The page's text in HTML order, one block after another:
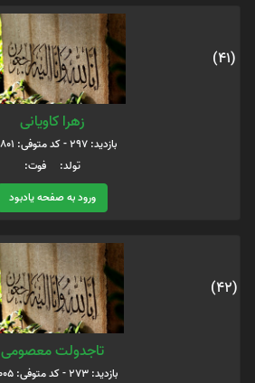
(41)
زهرا کاویانی
بازدید: 297 - کد متوفی: 68801
تولد: فوت:
ورود به صفحه یادبود
(42)
تاجدولت معصومی
بازدید: 273 - کد متوفی: 69005